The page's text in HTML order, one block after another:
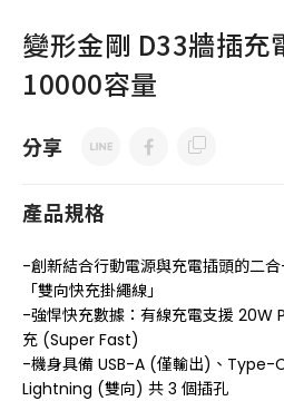
變形金剛 D33牆插充
10000容量
分享
產品規格
-創新結合行動電源與充電插頭的二
「雙向快充掛繩線」
-強悍快充數據：有線充電支援 20W
充 (Super Fast)
-機身具備 USB-A (僅輸出)、Type-
Lightning (雙向) 共 3 個插孔